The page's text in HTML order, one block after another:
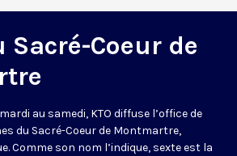
Sacré-Coeur de
au samedi, KTO diffuse l’office de
du Sacré-Coeur de Montmartre,
. Comme son nom l’indique, sexte est la